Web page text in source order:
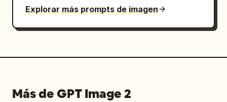
interfaz de usuario oscura etiquetada con el
un cielo azul brillante. La maqueta del
creación.
Explorar más prompts de imagen
Más de GPT Image 2